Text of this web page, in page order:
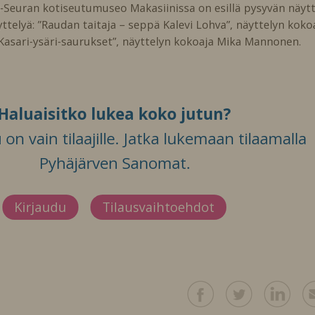
Seuran kotiseutumuseo Makasiinissa on esillä pysyvän
”Raudan taitaja – seppä Kalevi Lohva”, näyttelyn
ysäri-saurukset”, näyttelyn kokoaja Mika Mannonen.
lukea koko jutun?
vain tilaajille. Jatka lukemaan tilaamalla
Pyhäjärven Sanomat.
Kirjaudu Tilausvaihtoehdot